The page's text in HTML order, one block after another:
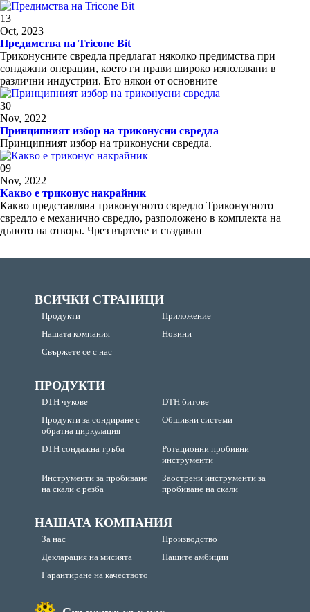
13
Oct, 2023
Предимства на Tricone Bit
Триконусните свредла предлагат няколко предимства при
сондажни операции, което ги прави широко използвани в
различни индустрии. Ето някои от основните
30
Nov, 2022
Принципният избор на триконусни свредла
Принципният избор на триконусни свредла.
09
Nov, 2022
Какво е триконус накрайник
Какво представлява триконусното свредло Триконусното
свредло е механично свредло, разположено в комплекта на
дъното на отвора. Чрез въртене и създаван
ВСИЧКИ СТРАНИЦИ
Продукти
Приложение
Нашата компания
Новини
Свържете се с нас
ПРОДУКТИ
DTH чукове
DTH битове
Продукти за сондиране с
обратна циркулация
Обшивни системи
DTH сондажна тръба
Ротационни пробивни
инструменти
Инструменти за пробиване
на скали с резба
Заострени инструменти за
пробиване на скали
НАШАТА КОМПАНИЯ
За нас
Производство
Декларация на мисията
Нашите амбиции
Гарантиране на качеството